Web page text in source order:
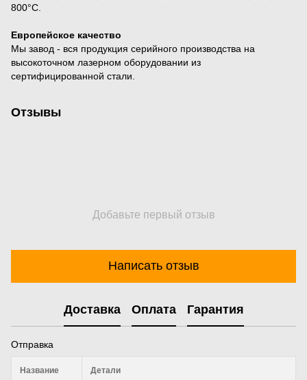
800°С.
Европейское качество
Мы завод - вся продукция серийного производства на
высокоточном лазерном оборудовании из
сертифицированной стали.
Отзывы
Добавьте первый отзыв
Написать отзыв
Доставка Оплата Гарантия
Отправка
Название Детали